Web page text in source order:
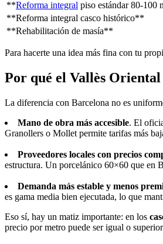
**Reforma integral piso estándar 80-100
**Reforma integral casco histórico**
**Rehabilitación de masía**
Para hacerte una idea más fina con tu
Por qué el Vallès
La diferencia con Barcelona no es
Mano de obra más accesible. El
Granollers o Mollet permite tarifas más
Proveedores locales con precios
estructura. Un porcelánico 60×60 que en
Demanda más estable y menos
es gama media bien ejecutada, lo que
Eso sí, hay un matiz importante: en los
precio por metro puede ser igual o